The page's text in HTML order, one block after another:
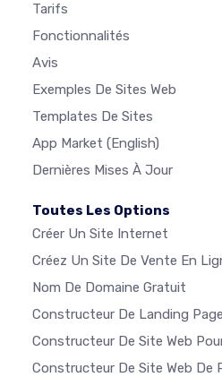
Tarifs
Fonctionnalités
Avis
Exemples De Sites Web
Templates De Sites
App Market (English)
Dernières Mises À Jour
Toutes Les Options
Créer Un Site Internet
Créez Un Site De Vente En
Nom De Domaine Gratuit
Constructeur De Landing
Constructeur De Site Web
Constructeur De Site Web De